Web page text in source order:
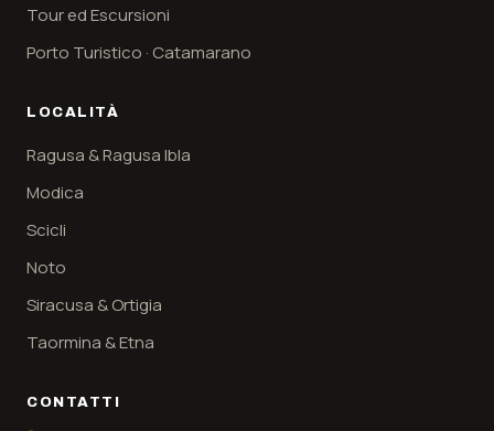
Tour ed Escursioni
Porto Turistico · Catamarano
LOCALITÀ
Ragusa & Ragusa Ibla
Modica
Scicli
Noto
Siracusa & Ortigia
Taormina & Etna
CONTATTI